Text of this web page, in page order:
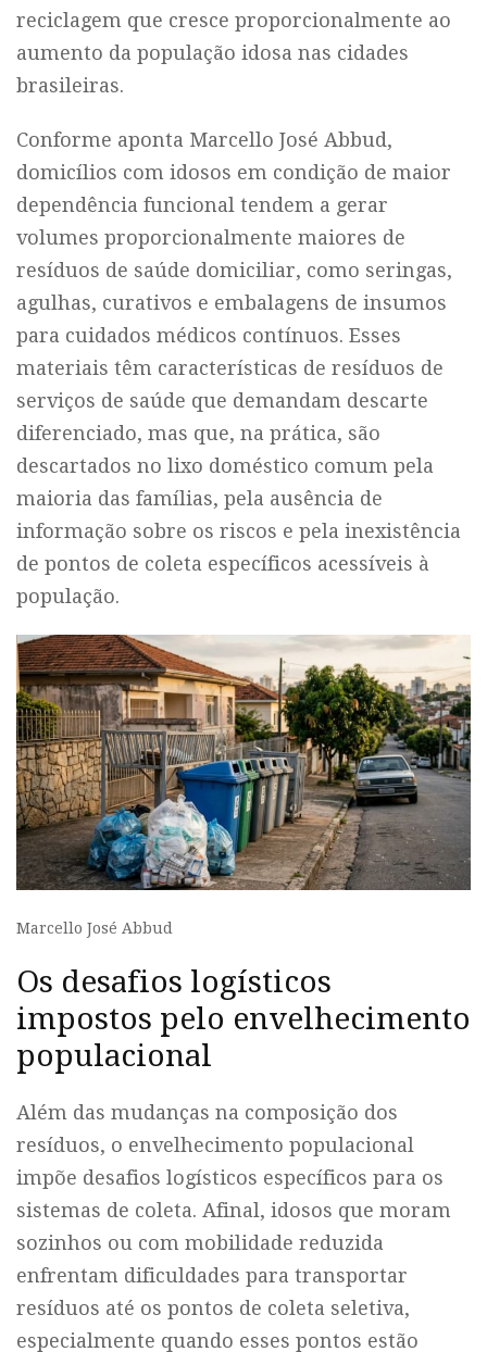
reciclagem que cresce proporcionalmente ao
aumento da população idosa nas cidades
brasileiras.
Conforme aponta Marcello José Abbud,
domicílios com idosos em condição de maior
dependência funcional tendem a gerar
volumes proporcionalmente maiores de
resíduos de saúde domiciliar, como seringas,
agulhas, curativos e embalagens de insumos
para cuidados médicos contínuos. Esses
materiais têm características de resíduos de
serviços de saúde que demandam descarte
diferenciado, mas que, na prática, são
descartados no lixo doméstico comum pela
maioria das famílias, pela ausência de
informação sobre os riscos e pela inexistência
de pontos de coleta específicos acessíveis à
população.
Marcello José Abbud
Os desafios logísticos
impostos pelo envelhecimento
populacional
Além das mudanças na composição dos
resíduos, o envelhecimento populacional
impõe desafios logísticos específicos para os
sistemas de coleta. Afinal, idosos que moram
sozinhos ou com mobilidade reduzida
enfrentam dificuldades para transportar
resíduos até os pontos de coleta seletiva,
especialmente quando esses pontos estão